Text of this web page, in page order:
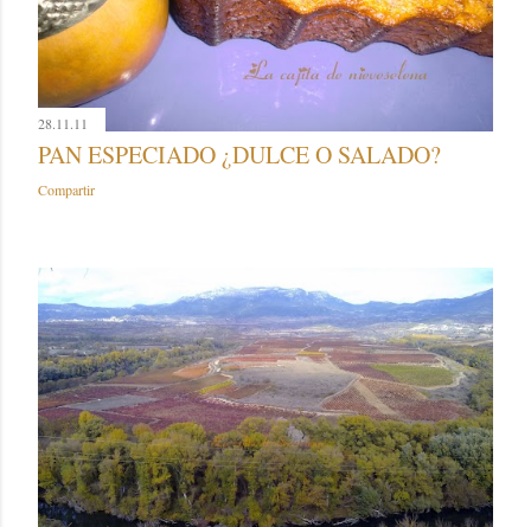
28.11.11
PAN ESPECIADO ¿DULCE O SALADO?
Compartir